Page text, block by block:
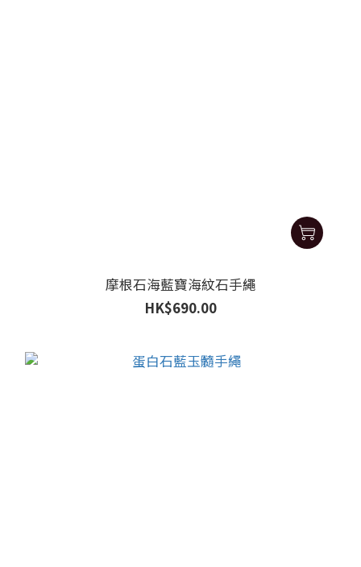
摩根石海藍寶海紋石手繩
HK$690.00